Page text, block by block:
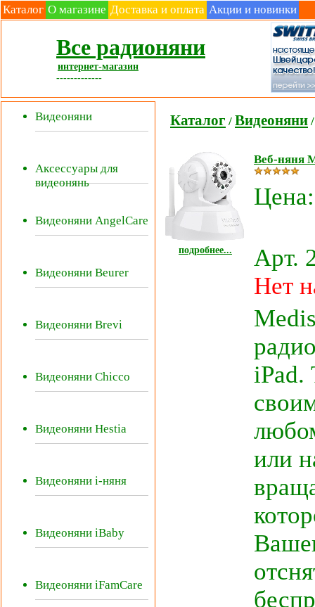
Каталог О магазине Доставка и оплата Акции и новинки
Все радионяни
интернет-магазин
-------------
Видеоняни
Аксессуары для
видеонянь
Видеоняни AngelCare
Видеоняни Beurer
Видеоняни Brevi
Видеоняни Chicco
Видеоняни Hestia
Видеоняни i-няня
Видеоняни iBaby
Видеоняни iFamCare
Каталог / Видеоняни /
подробнее...
Веб-няня
Арт.
Нет
iPad.
или